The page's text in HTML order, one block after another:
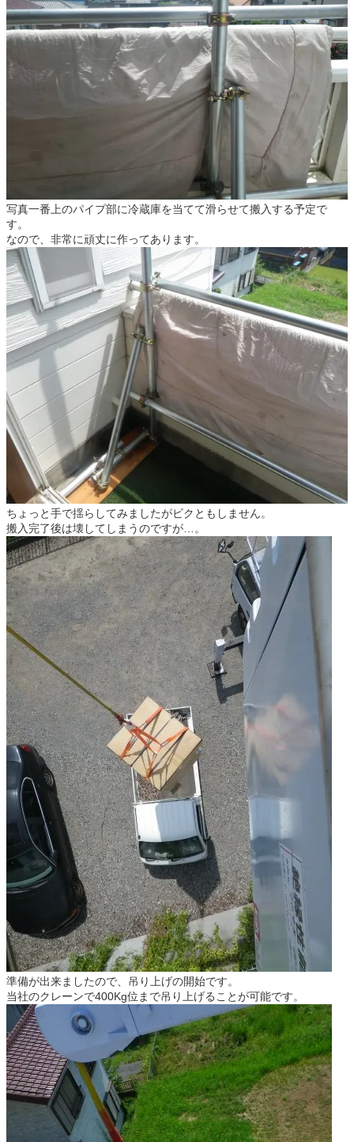
写真一番上のパイプ部に冷蔵庫を当てて滑らせて搬入する予定で
す。
なので、非常に頑丈に作ってあります。
ちょっと手で揺らしてみましたがビクともしません。
搬入完了後は壊してしまうのですが…。
準備が出来ましたので、吊り上げの開始です。
当社のクレーンで400Kg位まで吊り上げることが可能です。